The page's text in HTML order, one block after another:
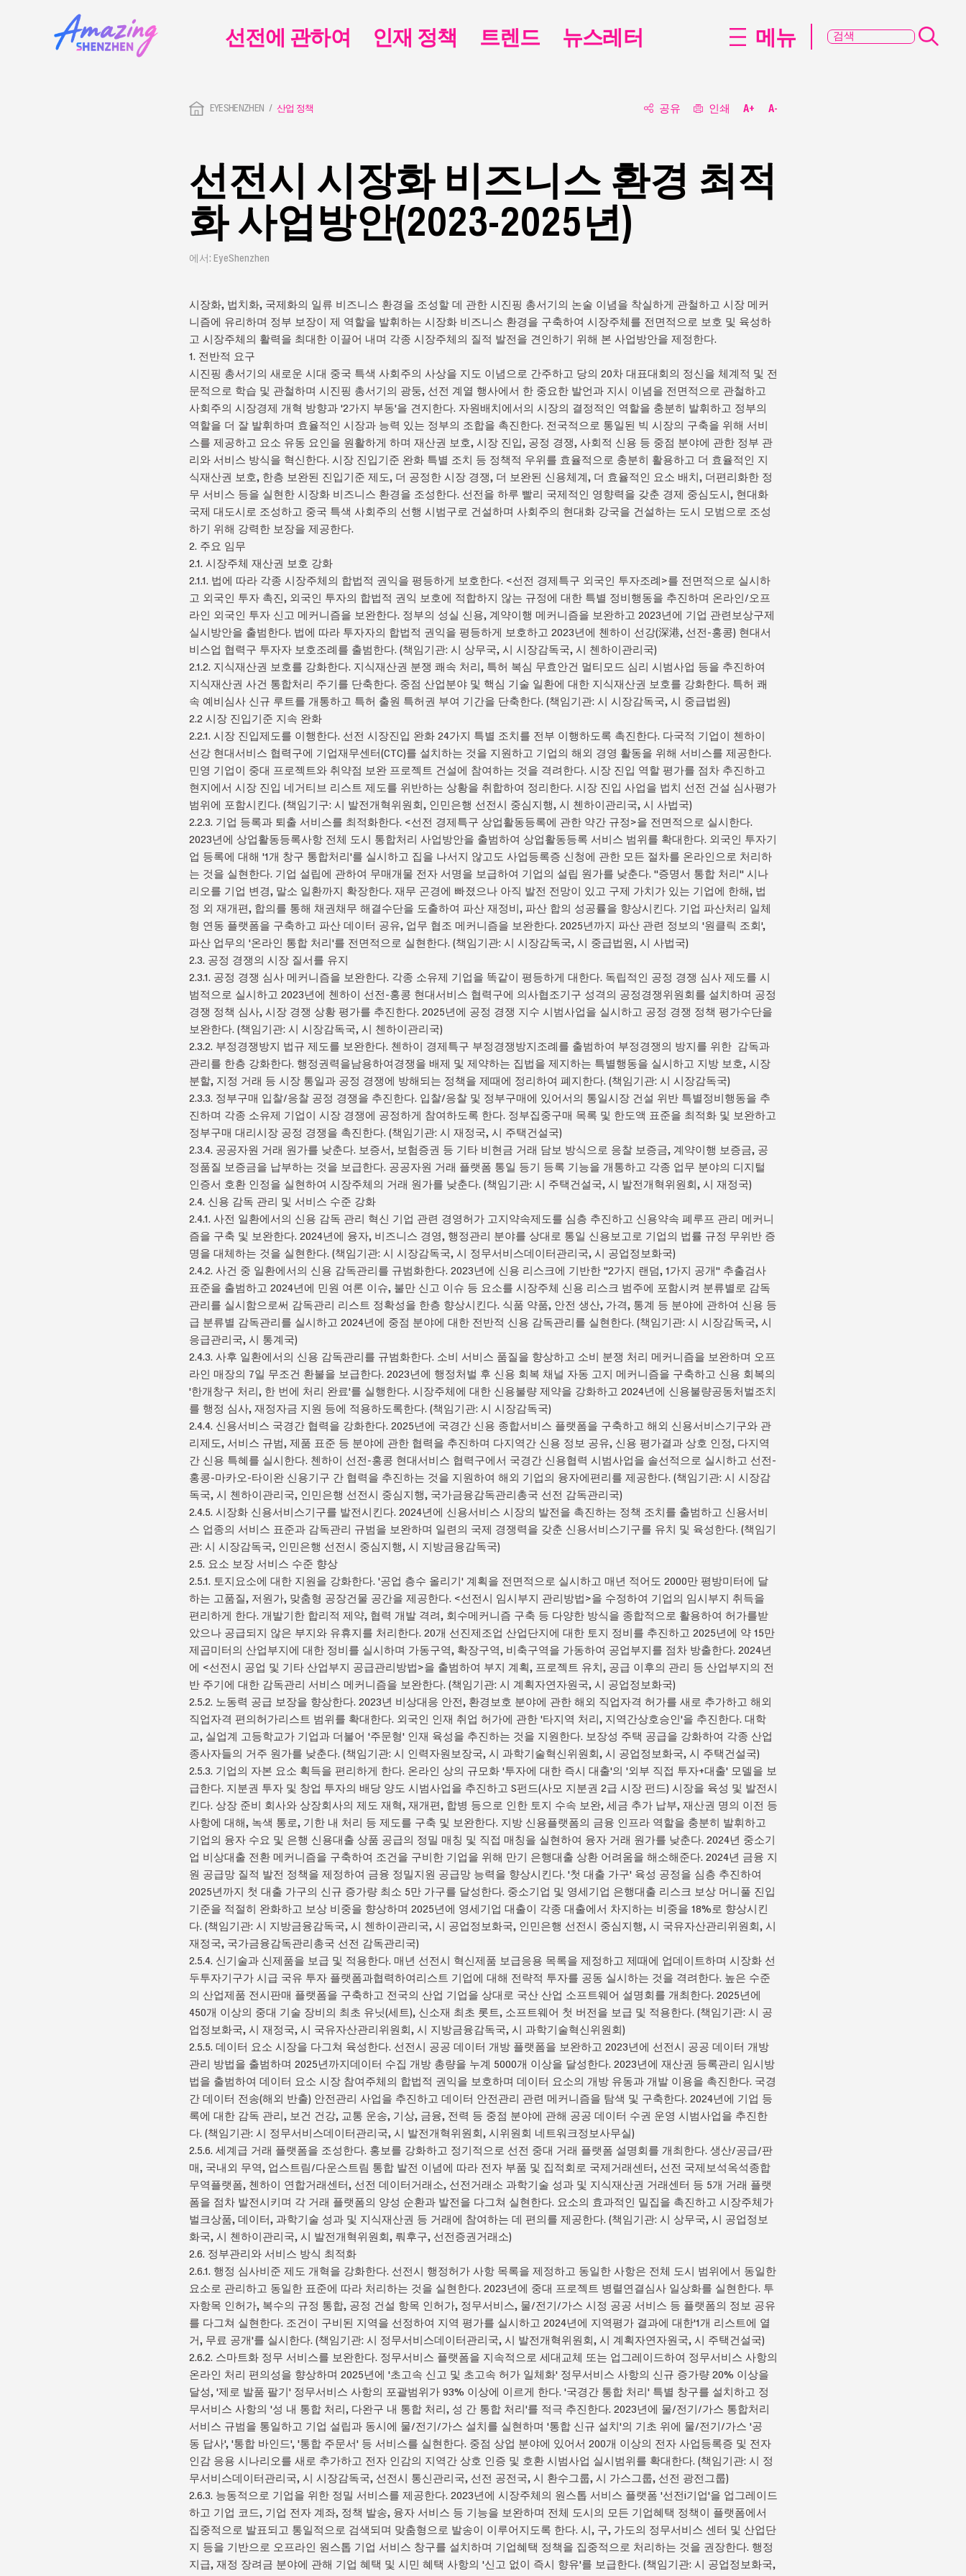
EYESHENZHEN 산업 정책 공유 인쇄 A+ A-
선전시 시장화 비즈니스 환경 최적
화 사업방안(2023-2025년)
에서: EyeShenzhen
시장화, 법치화, 국제화의 일류 비즈니스 환경을 조성할 데 관한 시진핑 총서기의 논술 이념을 착실하게 관철하고 시장 메커
니즘에 유리하며 정부 보장이 제 역할을 발휘하는 시장화 비즈니스 환경을 구축하여 시장주체를 전면적으로 보호 및 육성하
고 시장주체의 활력을 최대한 이끌어 내며 각종 시장주체의 질적 발전을 견인하기 위해 본 사업방안을 제정한다.
1. 전반적 요구
시진핑 총서기의 새로운 시대 중국 특색 사회주의 사상을 지도 이념으로 간주하고 당의 20차 대표대회의 정신을 체계적 및 전
문적으로 학습 및 관철하며 시진핑 총서기의 광둥, 선전 계열 행사에서 한 중요한 발언과 지시 이념을 전면적으로 관철하고
사회주의 시장경제 개혁 방향과 '2가지 부동'을 견지한다. 자원배치에서의 시장의 결정적인 역할을 충분히 발휘하고 정부의
역할을 더 잘 발휘하며 효율적인 시장과 능력 있는 정부의 조합을 촉진한다. 전국적으로 통일된 빅 시장의 구축을 위해 서비
스를 제공하고 요소 유동 요인을 원활하게 하며 재산권 보호, 시장 진입, 공정 경쟁, 사회적 신용 등 중점 분야에 관한 정부 관
리와 서비스 방식을 혁신한다. 시장 진입기준 완화 특별 조치 등 정책적 우위를 효율적으로 충분히 활용하고 더 효율적인 지
식재산권 보호, 한층 보완된 진입기준 제도, 더 공정한 시장 경쟁, 더 보완된 신용체계, 더 효율적인 요소 배치, 더편리화한 정
무 서비스 등을 실현한 시장화 비즈니스 환경을 조성한다. 선전을 하루 빨리 국제적인 영향력을 갖춘 경제 중심도시, 현대화
국제 대도시로 조성하고 중국 특색 사회주의 선행 시범구로 건설하며 사회주의 현대화 강국을 건설하는 도시 모범으로 조성
하기 위해 강력한 보장을 제공한다.
2. 주요 임무
2.1. 시장주체 재산권 보호 강화
2.1.1. 법에 따라 각종 시장주체의 합법적 권익을 평등하게 보호한다. <선전 경제특구 외국인 투자조례>를 전면적으로 실시하
고 외국인 투자 촉진, 외국인 투자의 합법적 권익 보호에 적합하지 않는 규정에 대한 특별 정비행동을 추진하며 온라인/오프
라인 외국인 투자 신고 메커니즘을 보완한다. 정부의 성실 신용, 계약이행 메커니즘을 보완하고 2023년에 기업 관련보상구제
실시방안을 출범한다. 법에 따라 투자자의 합법적 권익을 평등하게 보호하고 2023년에 첸하이 선강(深港, 선전-홍콩) 현대서
비스업 협력구 투자자 보호조례를 출범한다. (책임기관: 시 상무국, 시 시장감독국, 시 첸하이관리국)
2.1.2. 지식재산권 보호를 강화한다. 지식재산권 분쟁 쾌속 처리, 특허 복심 무효안건 멀티모드 심리 시범사업 등을 추진하여
지식재산권 사건 통합처리 주기를 단축한다. 중점 산업분야 및 핵심 기술 일환에 대한 지식재산권 보호를 강화한다. 특허 쾌
속 예비심사 신규 루트를 개통하고 특허 출원 특허권 부여 기간을 단축한다. (책임기관: 시 시장감독국, 시 중급법원)
2.2 시장 진입기준 지속 완화
2.2.1. 시장 진입제도를 이행한다. 선전 시장진입 완화 24가지 특별 조치를 전부 이행하도록 촉진한다. 다국적 기업이 첸하이
선강 현대서비스 협력구에 기업재무센터(CTC)를 설치하는 것을 지원하고 기업의 해외 경영 활동을 위해 서비스를 제공한다.
민영 기업이 중대 프로젝트와 취약점 보완 프로젝트 건설에 참여하는 것을 격려한다. 시장 진입 역할 평가를 점차 추진하고
현지에서 시장 진입 네거티브 리스트 제도를 위반하는 상황을 취합하여 정리한다. 시장 진입 사업을 법치 선전 건설 심사평가
범위에 포함시킨다. (책임기구: 시 발전개혁위원회, 인민은행 선전시 중심지행, 시 첸하이관리국, 시 사법국)
2.2.3. 기업 등록과 퇴출 서비스를 최적화한다. <선전 경제특구 상업활동등록에 관한 약간 규정>을 전면적으로 실시한다.
2023년에 상업활동등록사항 전체 도시 통합처리 사업방안을 출범하여 상업활동등록 서비스 범위를 확대한다. 외국인 투자기
업 등록에 대해 '1개 창구 통합처리'를 실시하고 집을 나서지 않고도 사업등록증 신청에 관한 모든 절차를 온라인으로 처리하
는 것을 실현한다. 기업 설립에 관하여 무매개물 전자 서명을 보급하여 기업의 설립 원가를 낮춘다. "증명서 통합 처리" 시나
리오를 기업 변경, 말소 일환까지 확장한다. 재무 곤경에 빠졌으나 아직 발전 전망이 있고 구제 가치가 있는 기업에 한해, 법
정 외 재개편, 합의를 통해 채권채무 해결수단을 도출하여 파산 재정비, 파산 합의 성공률을 향상시킨다. 기업 파산처리 일체
형 연동 플랫폼을 구축하고 파산 데이터 공유, 업무 협조 메커니즘을 보완한다. 2025년까지 파산 관련 정보의 '원클릭 조회',
파산 업무의 '온라인 통합 처리'를 전면적으로 실현한다. (책임기관: 시 시장감독국, 시 중급법원, 시 사법국)
2.3. 공정 경쟁의 시장 질서를 유지
2.3.1. 공정 경쟁 심사 메커니즘을 보완한다. 각종 소유제 기업을 똑같이 평등하게 대한다. 독립적인 공정 경쟁 심사 제도를 시
범적으로 실시하고 2023년에 첸하이 선전-홍콩 현대서비스 협력구에 의사협조기구 성격의 공정경쟁위원회를 설치하며 공정
경쟁 정책 심사, 시장 경쟁 상황 평가를 추진한다. 2025년에 공정 경쟁 지수 시범사업을 실시하고 공정 경쟁 정책 평가수단을
보완한다. (책임기관: 시 시장감독국, 시 첸하이관리국)
2.3.2. 부정경쟁방지 법규 제도를 보완한다. 첸하이 경제특구 부정경쟁방지조례를 출범하여 부정경쟁의 방지를 위한 감독과
관리를 한층 강화한다. 행정권력을남용하여경쟁을 배제 및 제약하는 집법을 제지하는 특별행동을 실시하고 지방 보호, 시장
분할, 지정 거래 등 시장 통일과 공정 경쟁에 방해되는 정책을 제때에 정리하여 폐지한다. (책임기관: 시 시장감독국)
2.3.3. 정부구매 입찰/응찰 공정 경쟁을 추진한다. 입찰/응찰 및 정부구매에 있어서의 통일시장 건설 위반 특별정비행동을 추
진하며 각종 소유제 기업이 시장 경쟁에 공정하게 참여하도록 한다. 정부집중구매 목록 및 한도액 표준을 최적화 및 보완하고
정부구매 대리시장 공정 경쟁을 촉진한다. (책임기관: 시 재정국, 시 주택건설국)
2.3.4. 공공자원 거래 원가를 낮춘다. 보증서, 보험증권 등 기타 비현금 거래 담보 방식으로 응찰 보증금, 계약이행 보증금, 공
정품질 보증금을 납부하는 것을 보급한다. 공공자원 거래 플랫폼 통일 등기 등록 기능을 개통하고 각종 업무 분야의 디지털
인증서 호환 인정을 실현하여 시장주체의 거래 원가를 낮춘다. (책임기관: 시 주택건설국, 시 발전개혁위원회, 시 재정국)
2.4. 신용 감독 관리 및 서비스 수준 강화
2.4.1. 사전 일환에서의 신용 감독 관리 혁신 기업 관련 경영허가 고지약속제도를 심층 추진하고 신용약속 폐루프 관리 메커니
즘을 구축 및 보완한다. 2024년에 융자, 비즈니스 경영, 행정관리 분야를 상대로 통일 신용보고로 기업의 법률 규정 무위반 증
명을 대체하는 것을 실현한다. (책임기관: 시 시장감독국, 시 정무서비스데이터관리국, 시 공업정보화국)
2.4.2. 사건 중 일환에서의 신용 감독관리를 규범화한다. 2023년에 신용 리스크에 기반한 "2가지 랜덤, 1가지 공개" 추출검사
표준을 출범하고 2024년에 민원 여론 이슈, 불만 신고 이슈 등 요소를 시장주체 신용 리스크 범주에 포함시켜 분류별로 감독
관리를 실시함으로써 감독관리 리스트 정확성을 한층 향상시킨다. 식품 약품, 안전 생산, 가격, 통계 등 분야에 관하여 신용 등
급 분류별 감독관리를 실시하고 2024년에 중점 분야에 대한 전반적 신용 감독관리를 실현한다. (책임기관: 시 시장감독국, 시
응급관리국, 시 통계국)
2.4.3. 사후 일환에서의 신용 감독관리를 규범화한다. 소비 서비스 품질을 향상하고 소비 분쟁 처리 메커니즘을 보완하며 오프
라인 매장의 7일 무조건 환불을 보급한다. 2023년에 행정처벌 후 신용 회복 채널 자동 고지 메커니즘을 구축하고 신용 회복의
'한개창구 처리, 한 번에 처리 완료'를 실행한다. 시장주체에 대한 신용불량 제약을 강화하고 2024년에 신용불량공동처벌조치
를 행정 심사, 재정자금 지원 등에 적용하도록한다. (책임기관: 시 시장감독국)
2.4.4. 신용서비스 국경간 협력을 강화한다. 2025년에 국경간 신용 종합서비스 플랫폼을 구축하고 해외 신용서비스기구와 관
리제도, 서비스 규범, 제품 표준 등 분야에 관한 협력을 추진하며 다지역간 신용 정보 공유, 신용 평가결과 상호 인정, 다지역
간 신용 특혜를 실시한다. 첸하이 선전-홍콩 현대서비스 협력구에서 국경간 신용협력 시범사업을 솔선적으로 실시하고 선전-
홍콩-마카오-타이완 신용기구 간 협력을 추진하는 것을 지원하여 해외 기업의 융자에편리를 제공한다. (책임기관: 시 시장감
독국, 시 첸하이관리국, 인민은행 선전시 중심지행, 국가금융감독관리총국 선전 감독관리국)
2.4.5. 시장화 신용서비스기구를 발전시킨다. 2024년에 신용서비스 시장의 발전을 촉진하는 정책 조치를 출범하고 신용서비
스 업종의 서비스 표준과 감독관리 규범을 보완하며 일련의 국제 경쟁력을 갖춘 신용서비스기구를 유치 및 육성한다. (책임기
관: 시 시장감독국, 인민은행 선전시 중심지행, 시 지방금융감독국)
2.5. 요소 보장 서비스 수준 향상
2.5.1. 토지요소에 대한 지원을 강화한다. '공업 층수 올리기' 계획을 전면적으로 실시하고 매년 적어도 2000만 평방미터에 달
하는 고품질, 저원가, 맞춤형 공장건물 공간을 제공한다. <선전시 임시부지 관리방법>을 수정하여 기업의 임시부지 취득을
편리하게 한다. 개발기한 합리적 제약, 협력 개발 격려, 회수메커니즘 구축 등 다양한 방식을 종합적으로 활용하여 허가를받
았으나 공급되지 않은 부지와 유휴지를 처리한다. 20개 선진제조업 산업단지에 대한 토지 정비를 추진하고 2025년에 약 15만
제곱미터의 산업부지에 대한 정비를 실시하며 가동구역, 확장구역, 비축구역을 가동하여 공업부지를 점차 방출한다. 2024년
에 <선전시 공업 및 기타 산업부지 공급관리방법>을 출범하여 부지 계획, 프로젝트 유치, 공급 이후의 관리 등 산업부지의 전
반 주기에 대한 감독관리 서비스 메커니즘을 보완한다. (책임기관: 시 계획자연자원국, 시 공업정보화국)
2.5.2. 노동력 공급 보장을 향상한다. 2023년 비상대응 안전, 환경보호 분야에 관한 해외 직업자격 허가를 새로 추가하고 해외
직업자격 편의허가리스트 범위를 확대한다. 외국인 인재 취업 허가에 관한 '타지역 처리, 지역간상호승인'을 추진한다. 대학
교, 실업계 고등학교가 기업과 더불어 '주문형' 인재 육성을 추진하는 것을 지원한다. 보장성 주택 공급을 강화하여 각종 산업
종사자들의 거주 원가를 낮춘다. (책임기관: 시 인력자원보장국, 시 과학기술혁신위원회, 시 공업정보화국, 시 주택건설국)
2.5.3. 기업의 자본 요소 획득을 편리하게 한다. 온라인 상의 규모화 '투자에 대한 즉시 대출'의 '외부 직접 투자+대출' 모델을 보
급한다. 지분권 투자 및 창업 투자의 배당 양도 시범사업을 추진하고 S펀드(사모 지분권 2급 시장 펀드) 시장을 육성 및 발전시
킨다. 상장 준비 회사와 상장회사의 제도 재혁, 재개편, 합병 등으로 인한 토지 수속 보완, 세금 추가 납부, 재산권 명의 이전 등
사항에 대해, 녹색 통로, 기한 내 처리 등 제도를 구축 및 보완한다. 지방 신용플랫폼의 금융 인프라 역할을 충분히 발휘하고
기업의 융자 수요 및 은행 신용대출 상품 공급의 정밀 매칭 및 직접 매칭을 실현하여 융자 거래 원가를 낮춘다. 2024년 중소기
업 비상대출 전환 메커니즘을 구축하여 조건을 구비한 기업을 위해 만기 은행대출 상환 어려움을 해소해준다. 2024년 금융 지
원 공급망 질적 발전 정책을 제정하여 금융 정밀지원 공급망 능력을 향상시킨다. '첫 대출 가구' 육성 공정을 심층 추진하여
2025년까지 첫 대출 가구의 신규 증가량 최소 5만 가구를 달성한다. 중소기업 및 영세기업 은행대출 리스크 보상 머니풀 진입
기준을 적절히 완화하고 보상 비중을 향상하며 2025년에 영세기업 대출이 각종 대출에서 차지하는 비중을 18%로 향상시킨
다. (책임기관: 시 지방금융감독국, 시 첸하이관리국, 시 공업정보화국, 인민은행 선전시 중심지행, 시 국유자산관리위원회, 시
재정국, 국가금융감독관리총국 선전 감독관리국)
2.5.4. 신기술과 신제품을 보급 및 적용한다. 매년 선전시 혁신제품 보급응용 목록을 제정하고 제때에 업데이트하며 시장화 선
두투자기구가 시급 국유 투자 플랫폼과협력하여리스트 기업에 대해 전략적 투자를 공동 실시하는 것을 격려한다. 높은 수준
의 산업제품 전시판매 플랫폼을 구축하고 전국의 산업 기업을 상대로 국산 산업 소프트웨어 설명회를 개최한다. 2025년에
450개 이상의 중대 기술 장비의 최초 유닛(세트), 신소재 최초 롯트, 소프트웨어 첫 버전을 보급 및 적용한다. (책임기관: 시 공
업정보화국, 시 재정국, 시 국유자산관리위원회, 시 지방금융감독국, 시 과학기술혁신위원회)
2.5.5. 데이터 요소 시장을 다그쳐 육성한다. 선전시 공공 데이터 개방 플랫폼을 보완하고 2023년에 선전시 공공 데이터 개방
관리 방법을 출범하며 2025년까지데이터 수집 개방 총량을 누계 5000개 이상을 달성한다. 2023년에 재산권 등록관리 임시방
법을 출범하여 데이터 요소 시장 참여주체의 합법적 권익을 보호하며 데이터 요소의 개방 유동과 개발 이용을 촉진한다. 국경
간 데이터 전송(해외 반출) 안전관리 사업을 추진하고 데이터 안전관리 관련 메커니즘을 탐색 및 구축한다. 2024년에 기업 등
록에 대한 감독 관리, 보건 건강, 교통 운송, 기상, 금융, 전력 등 중점 분야에 관해 공공 데이터 수권 운영 시범사업을 추진한
다. (책임기관: 시 정무서비스데이터관리국, 시 발전개혁위원회, 시위원회 네트워크정보사무실)
2.5.6. 세계급 거래 플랫폼을 조성한다. 홍보를 강화하고 정기적으로 선전 중대 거래 플랫폼 설명회를 개최한다. 생산/공급/판
매, 국내외 무역, 업스트림/다운스트림 통합 발전 이념에 따라 전자 부품 및 집적회로 국제거래센터, 선전 국제보석옥석종합
무역플랫폼, 첸하이 연합거래센터, 선전 데이터거래소, 선전거래소 과학기술 성과 및 지식재산권 거래센터 등 5개 거래 플랫
폼을 점차 발전시키며 각 거래 플랫폼의 양성 순환과 발전을 다그쳐 실현한다. 요소의 효과적인 밀집을 촉진하고 시장주체가
벌크상품, 데이터, 과학기술 성과 및 지식재산권 등 거래에 참여하는 데 편의를 제공한다. (책임기관: 시 상무국, 시 공업정보
화국, 시 첸하이관리국, 시 발전개혁위원회, 뤄후구, 선전증권거래소)
2.6. 정부관리와 서비스 방식 최적화
2.6.1. 행정 심사비준 제도 개혁을 강화한다. 선전시 행정허가 사항 목록을 제정하고 동일한 사항은 전체 도시 범위에서 동일한
요소로 관리하고 동일한 표준에 따라 처리하는 것을 실현한다. 2023년에 중대 프로젝트 병렬연결심사 일상화를 실현한다. 투
자항목 인허가, 복수의 규정 통합, 공정 건설 항목 인허가, 정무서비스, 물/전기/가스 시정 공공 서비스 등 플랫폼의 정보 공유
를 다그쳐 실현한다. 조건이 구비된 지역을 선정하여 지역 평가를 실시하고 2024년에 지역평가 결과에 대한'1개 리스트에 열
거, 무료 공개'를 실시한다. (책임기관: 시 정무서비스데이터관리국, 시 발전개혁위원회, 시 계획자연자원국, 시 주택건설국)
2.6.2. 스마트화 정무 서비스를 보완한다. 정무서비스 플랫폼을 지속적으로 세대교체 또는 업그레이드하여 정무서비스 사항의
온라인 처리 편의성을 향상하며 2025년에 '초고속 신고 및 초고속 허가 일체화' 정무서비스 사항의 신규 증가량 20% 이상을
달성, '제로 발품 팔기' 정무서비스 사항의 포괄범위가 93% 이상에 이르게 한다. '국경간 통합 처리' 특별 창구를 설치하고 정
무서비스 사항의 '성 내 통합 처리, 다완구 내 통합 처리, 성 간 통합 처리'를 적극 추진한다. 2023년에 물/전기/가스 통합처리
서비스 규범을 통일하고 기업 설립과 동시에 물/전기/가스 설치를 실현하며 '통합 신규 설치'의 기초 위에 물/전기/가스 '공
동 답사', '통합 바인드', '통합 주문서' 등 서비스를 실현한다. 중점 상업 분야에 있어서 200개 이상의 전자 사업등록증 및 전자
인감 응용 시나리오를 새로 추가하고 전자 인감의 지역간 상호 인증 및 호환 시범사업 실시범위를 확대한다. (책임기관: 시 정
무서비스데이터관리국, 시 시장감독국, 선전시 통신관리국, 선전 공전국, 시 환수그룹, 시 가스그룹, 선전 광전그룹)
2.6.3. 능동적으로 기업을 위한 정밀 서비스를 제공한다. 2023년에 시장주체의 원스톱 서비스 플랫폼 '선전i기업'을 업그레이드
하고 기업 코드, 기업 전자 계좌, 정책 발송, 융자 서비스 등 기능을 보완하며 전체 도시의 모든 기업혜택 정책이 플랫폼에서
집중적으로 발표되고 통일적으로 검색되며 맞춤형으로 발송이 이루어지도록 한다. 시, 구, 가도의 정무서비스 센터 및 산업단
지 등을 기반으로 오프라인 원스톱 기업 서비스 창구를 설치하며 기업혜택 정책을 집중적으로 처리하는 것을 권장한다. 행정
지급, 재정 장려금 분야에 관해 기업 혜택 및 시민 혜택 사항의 '신고 없이 즉시 향유'를 보급한다. (책임기관: 시 공업정보화국,
선전에 관하여 인재 정책 트렌드 뉴스레터 메뉴